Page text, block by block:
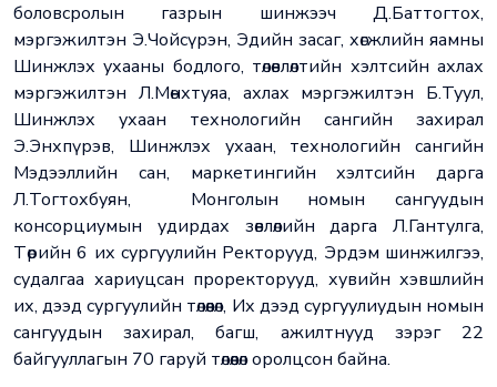
боловсролын газрын шинжээч Д.Баттогтох,
мэргэжилтэн Э.Чойсүрэн, Эдийн засаг, хөгжлийн яамны
Шинжлэх ухааны бодлого, төлөвлөлтийн хэлтсийн ахлах
мэргэжилтэн Л.Мөнхтуяа, ахлах мэргэжилтэн Б.Туул,
Шинжлэх ухаан технологийн сангийн захирал
Э.Энхпүрэв, Шинжлэх ухаан, технологийн сангийн
Мэдээллийн сан, маркетингийн хэлтсийн дарга
Л.Тогтохбуян, Монголын номын сангуудын
консорциумын удирдах зөвлөлийн дарга Л.Гантулга,
Төрийн 6 их сургуулийн Ректорууд, Эрдэм шинжилгээ,
судалгаа хариуцсан проректорууд, хувийн хэвшлийн
их, дээд сургуулийн төлөөлөл, Их дээд сургуулиудын номын
сангуудын захирал, багш, ажилтнууд зэрэг 22
байгууллагын 70 гаруй төлөөлөл оролцсон байна.